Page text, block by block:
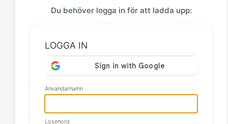
Du behöver logga in för att ladda upp:
LOGGA IN
Användarnamn
Lösenord